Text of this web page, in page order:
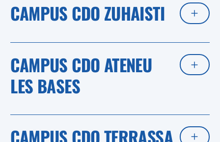
CAMPUS CDO ZUHAISTI
CAMPUS CDO ATENEU
LES BASES
CAMPUS CDO TERRASSA